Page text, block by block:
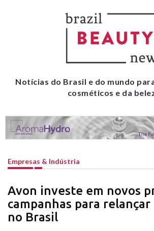
Notícias do Brasil e do mundo
cosméticos e da
Empresas & Indústria
Avon investe em novos
campanhas para
no Brasil